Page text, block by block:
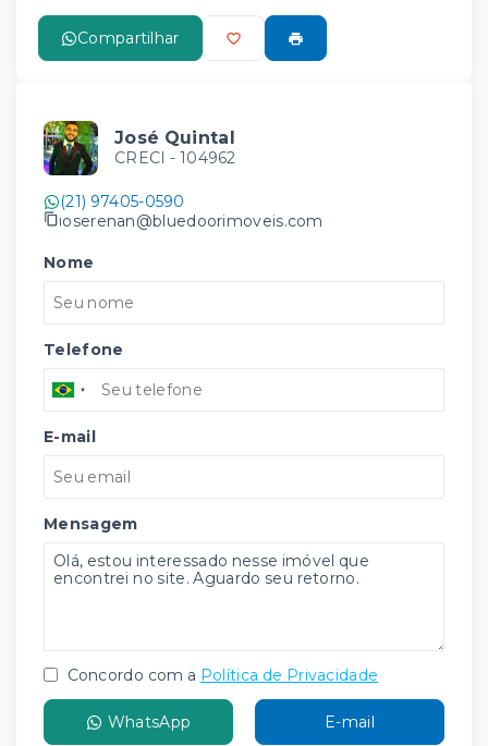
Compartilhar
José Quintal
CRECI - 104962
(21) 97405-0590
joserenan@bluedoorimoveis.com
Nome
Telefone
E-mail
Mensagem
Concordo com a Política de Privacidade
WhatsApp E-mail